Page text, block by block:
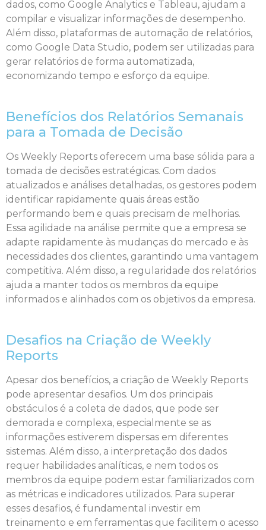
dados, como Google Analytics e Tableau, ajudam a
compilar e visualizar informações de desempenho.
Além disso, plataformas de automação de relatórios,
como Google Data Studio, podem ser utilizadas para
gerar relatórios de forma automatizada,
economizando tempo e esforço da equipe.
Benefícios dos Relatórios Semanais
para a Tomada de Decisão
Os Weekly Reports oferecem uma base sólida para a
tomada de decisões estratégicas. Com dados
atualizados e análises detalhadas, os gestores podem
identificar rapidamente quais áreas estão
performando bem e quais precisam de melhorias.
Essa agilidade na análise permite que a empresa se
adapte rapidamente às mudanças do mercado e às
necessidades dos clientes, garantindo uma vantagem
competitiva. Além disso, a regularidade dos relatórios
ajuda a manter todos os membros da equipe
informados e alinhados com os objetivos da empresa.
Desafios na Criação de Weekly
Reports
Apesar dos benefícios, a criação de Weekly Reports
pode apresentar desafios. Um dos principais
obstáculos é a coleta de dados, que pode ser
demorada e complexa, especialmente se as
informações estiverem dispersas em diferentes
sistemas. Além disso, a interpretação dos dados
requer habilidades analíticas, e nem todos os
membros da equipe podem estar familiarizados com
as métricas e indicadores utilizados. Para superar
esses desafios, é fundamental investir em
treinamento e em ferramentas que facilitem o acesso